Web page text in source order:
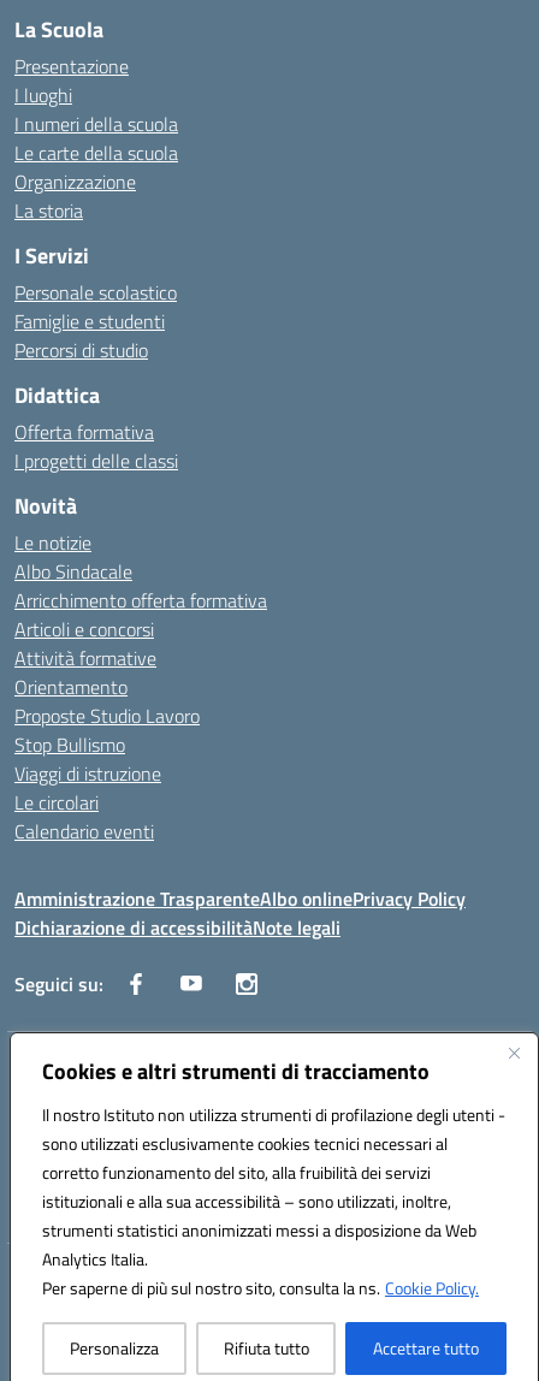
Cookies e altri strumenti di tracciamento
Il nostro Istituto non utilizza strumenti di profilazione degli utenti -
sono utilizzati esclusivamente cookies tecnici necessari al
corretto funzionamento del sito, alla fruibilità dei servizi
istituzionali e alla sua accessibilità – sono utilizzati, inoltre,
strumenti statistici anonimizzati messi a disposizione da Web
Analytics Italia.
Per saperne di più sul nostro sito, consulta la ns.Cookie Policy.
Personalizza Rifiuta tutto Accettare tutto
La Scuola
Presentazione
I luoghi
I numeri della scuola
Le carte della scuola
Organizzazione
La storia
I Servizi
Personale scolastico
Famiglie e studenti
Percorsi di studio
Didattica
Offerta formativa
I progetti delle classi
Novità
Le notizie
Albo Sindacale
Arricchimento offerta formativa
Articoli e concorsi
Attività formative
Orientamento
Proposte Studio Lavoro
Stop Bullismo
Viaggi di istruzione
Le circolari
Calendario eventi
Amministrazione TrasparenteAlbo onlinePrivacy Policy
Dichiarazione di accessibilitàNote legali
Seguici su:
Indirizzo:Corso Fornari, 1 - 70056 Molfetta
Posta elettronica certificata (PEC):BARH04000D@pec.istruzione.it
Codice fiscale: 93249230728
Codice meccanografico:BARH04000D
Hosting & Powered by 3D Solution S.r.l.
Concept & Design by Designers Italia